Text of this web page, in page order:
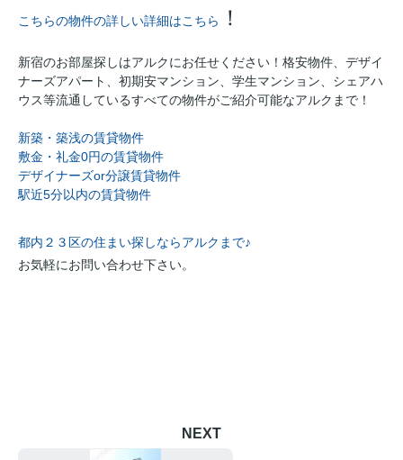
こちらの物件の詳しい詳細はこちら ！
新宿のお部屋探しはアルクにお任せください！格安物件、デザイ
ナーズアパート、初期安マンション、学生マンション、シェアハ
ウス等流通しているすべての物件がご紹介可能なアルクまで！
新築・築浅の賃貸物件
敷金・礼金0円の賃貸物件
デザイナーズor分譲賃貸物件
駅近5分以内の賃貸物件
都内２３区の住まい探しならアルクまで♪
お気軽にお問い合わせ下さい。
NEXT